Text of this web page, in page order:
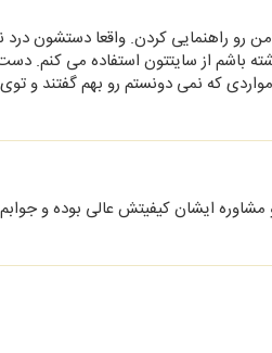
راهنمایی کردن. واقعا دستشون درد
باشم از سایتتون استفاده می کنم.
که نمی دونستم رو بهم گفتند و توی
ویدا نجفی مشاوره تلفنی داشتم در مورد ترک انفاق در تاریخ 10/3/1399 و مشاوره ایشان کیفیتش عالی